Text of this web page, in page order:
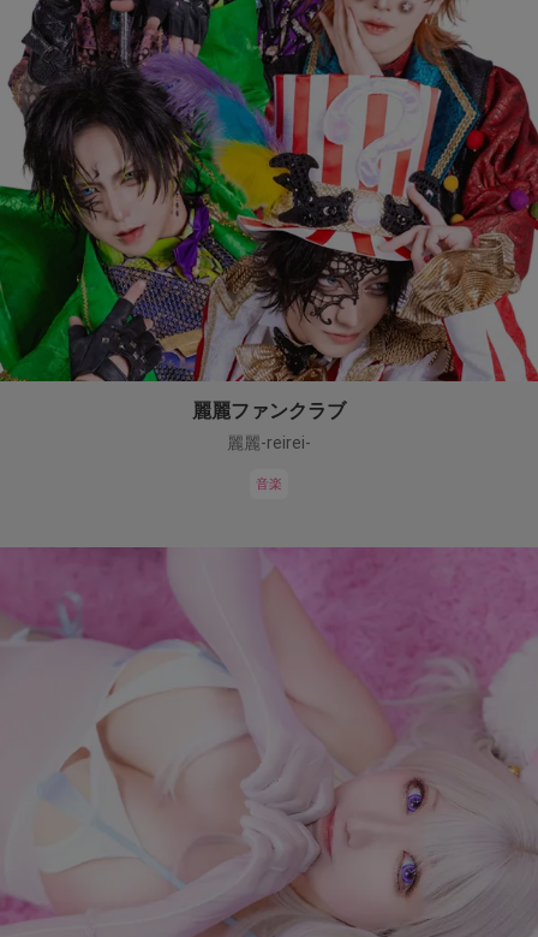
麗麗ファンクラブ
麗麗-reirei-
音楽